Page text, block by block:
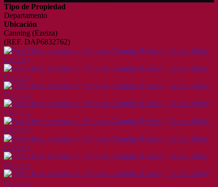
Tipo de Propiedad
Departamento
Ubicación
Canning (Ezeiza)
(REF. DAP6832762)